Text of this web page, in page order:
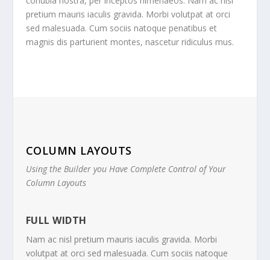
pretium mauris iaculis gravida. Morbi volutpat at orci
sed malesuada. Cum sociis natoque penatibus et
magnis dis parturient montes, nascetur ridiculus mus.
COLUMN LAYOUTS
Using the Builder you Have Complete Control of Your
Column Layouts
FULL WIDTH
Nam ac nisl pretium mauris iaculis gravida. Morbi
volutpat at orci sed malesuada. Cum sociis natoque